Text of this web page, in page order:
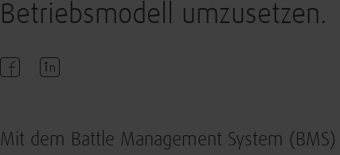
Betriebsmodell umzusetzen.
Mit dem Battle Management System